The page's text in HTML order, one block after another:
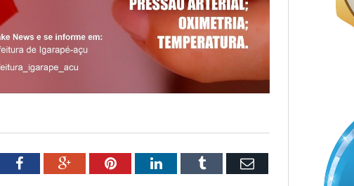
FacebookGoogle+PinterestLinkedInTumblr Email